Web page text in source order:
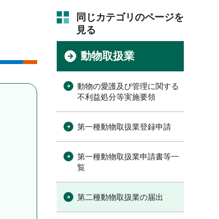
同じカテゴリのページを
見る
動物取扱業
動物の愛護及び管理に関する
不利益処分等実施要領
第一種動物取扱業登録申請
第一種動物取扱業申請書等一
覧
第二種動物取扱業の届出